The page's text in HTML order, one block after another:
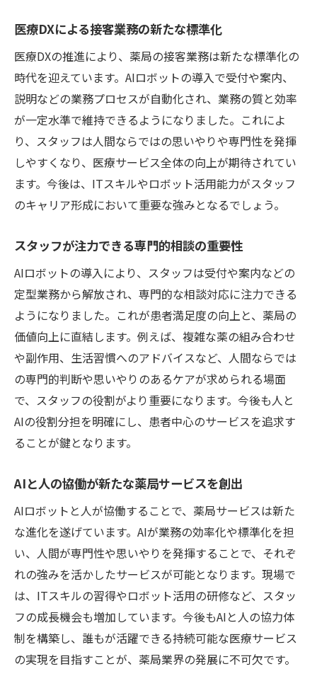
医療DXによる接客業務の新たな標準化
医療DXの推進により、薬局の接客業務は新たな標準化の
時代を迎えています。AIロボットの導入で受付や案内、
説明などの業務プロセスが自動化され、業務の質と効率
が一定水準で維持できるようになりました。これによ
り、スタッフは人間ならではの思いやりや専門性を発揮
しやすくなり、医療サービス全体の向上が期待されてい
ます。今後は、ITスキルやロボット活用能力がスタッフ
のキャリア形成において重要な強みとなるでしょう。
スタッフが注力できる専門的相談の重要性
AIロボットの導入により、スタッフは受付や案内などの
定型業務から解放され、専門的な相談対応に注力できる
ようになりました。これが患者満足度の向上と、薬局の
価値向上に直結します。例えば、複雑な薬の組み合わせ
や副作用、生活習慣へのアドバイスなど、人間ならでは
の専門的判断や思いやりのあるケアが求められる場面
で、スタッフの役割がより重要になります。今後も人と
AIの役割分担を明確にし、患者中心のサービスを追求す
ることが鍵となります。
AIと人の協働が新たな薬局サービスを創出
AIロボットと人が協働することで、薬局サービスは新た
な進化を遂げています。AIが業務の効率化や標準化を担
い、人間が専門性や思いやりを発揮することで、それぞ
れの強みを活かしたサービスが可能となります。現場で
は、ITスキルの習得やロボット活用の研修など、スタッ
フの成長機会も増加しています。今後もAIと人の協力体
制を構築し、誰もが活躍できる持続可能な医療サービス
の実現を目指すことが、薬局業界の発展に不可欠です。